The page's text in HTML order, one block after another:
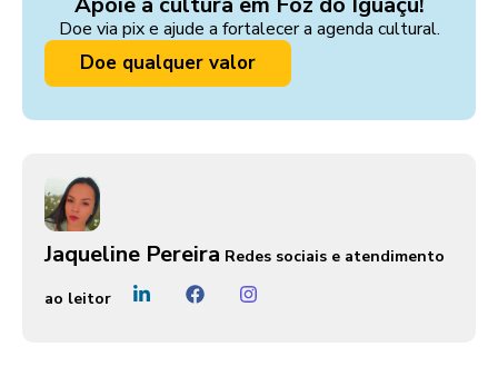
Doe via pix e ajude a fortalecer a agenda cultural.
Doe qualquer valor
Jaqueline Pereira Redes sociais e atendimento
ao leitor